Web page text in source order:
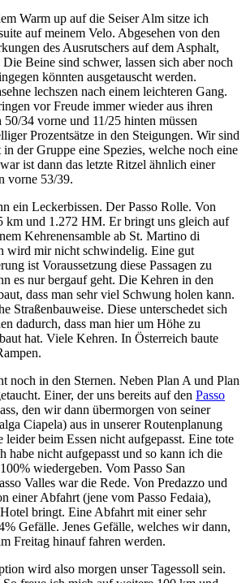
Warm up auf die Seiser Alm sitze ich
auf meinem Velo. Abgesehen von den
des Ausrutschers auf dem Asphalt,
Beine sind schwer, lassen sich aber noch
könnten ausgetauscht werden.
lechszen nach einem leichteren Gang.
vor Freude immer wieder aus ihren
34 vorne und 11/25 hinten müssen
Prozentsätze in den Steigungen. Wir sind
der Gruppe eine Spezies, welche noch eine
ist dann das letzte Ritzel ähnlich einer
vorne 53/39.
ein Leckerbissen. Der Passo Rolle. Von
km und 1.272 HM. Er bringt uns gleich auf
Kehrenensamble ab St. Martino di
wird mir nicht schwindelig. Eine gut
ist Voraussetzung diese Passagen zu
es nur bergauf geht. Die Kehren in den
dass man sehr viel Schwung holen kann.
Straßenbauweise. Diese unterschedet sich
dadurch, dass man hier um Höhe zu
hat. Viele Kehren. In Österreich baute
noch in den Sternen. Neben Plan A und Plan
Einer, der uns bereits auf den Passo
den wir dann übermorgen von seiner
Ciapela) aus in unserer Routenplanung
beim Essen nicht aufgepasst. Eine tote
nicht aufgepasst und so kann ich die
wiedergeben. Vom Passo San
Valles war die Rede. Von Predazzo und
einer Abfahrt (jene vom Passo Fedaia),
bringt. Eine Abfahrt mit einer sehr
Gefälle. Jenes Gefälle, welches wir dann,
Freitag hinauf fahren werden.
wird also morgen unser Tagessoll sein.